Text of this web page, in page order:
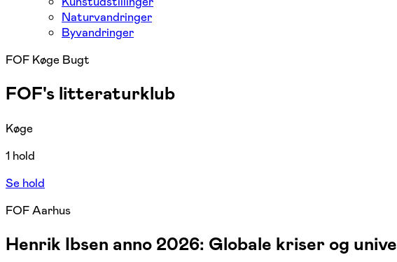
Naturvandringer
Byvandringer
FOF Køge Bugt
FOF's litteraturklub
Køge
1 hold
Se hold
FOF Aarhus
Henrik Ibsen anno 2026: Globale kriser og